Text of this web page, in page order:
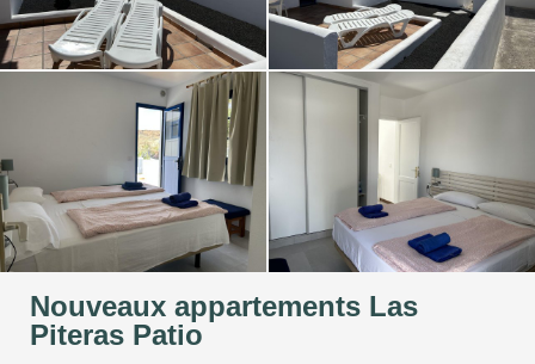
Nouveaux appartements Las
Piteras Patio